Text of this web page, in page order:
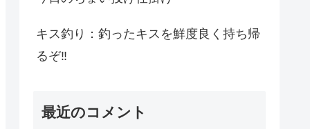
キス釣り：釣ったキスを鮮度良く持ち帰
るぞ‼
最近のコメント